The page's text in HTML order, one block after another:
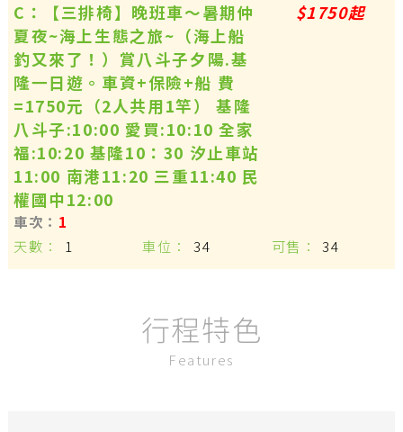
C：【三排椅】晚班車～暑期仲
夏夜~海上生態之旅~（海上船
釣又來了！）賞八斗子夕陽.基
隆一日遊。車資+保險+船 費
=1750元（2人共用1竿） 基隆
八斗子:10:00 愛買:10:10 全家
福:10:20 基隆10：30 汐止車站
11:00 南港11:20 三重11:40 民
權國中12:00
1
1
$1750起
34 34
行程特色
Features